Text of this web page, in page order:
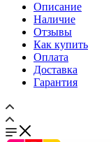
Описание
Наличие
Отзывы
Как купить
Оплата
Доставка
Гарантия